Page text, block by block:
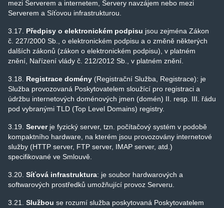
mezi Serverem a internetem, Servery navzájem nebo mezi
Serverem a Síťovou infrastrukturou.
3.17. Předpisy o elektronickém podpisu jsou zejména Zákon
č. 227/2000 Sb., o elektronickém podpisu a o změně některých
dalších zákonů (zákon o elektronickém podpisu), v platném
znění, Nařízení vlády č. 212/2012 Sb., v platném znění.
3.18. Registrace domény (Registrační Služba, Registrace): je
Služba provozovaná Poskytovatelem sloužící pro registraci a
údržbu internetových doménových jmen (domén) II. resp. III. řádu
pod vybranými TLD (Top Level Domains) registry.
3.19. Serverje fyzický server, tzn. počítačový systém v podobě
kompaktního hardware, na kterém jsou provozovány internetové
služby (HTTP server, FTP server, IMAP server, atd.)
specifikované ve Smlouvě.
3.20. Síťová infrastruktura: je soubor hardwarových a
softwarových prostředků umožňující provoz Serveru.
3.21. Službou se rozumí služba poskytovaná Poskytovatelem